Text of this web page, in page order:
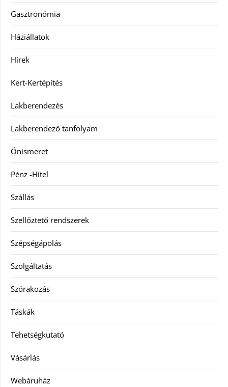
Gasztronómia
Háziállatok
Hírek
Kert-Kertépítés
Lakberendezés
Lakberendező tanfolyam
Önismeret
Pénz -Hitel
Szállás
Szellőztető rendszerek
Szépségápolás
Szolgáltatás
Szórakozás
Táskák
Tehetségkutató
Vásárlás
Webáruház